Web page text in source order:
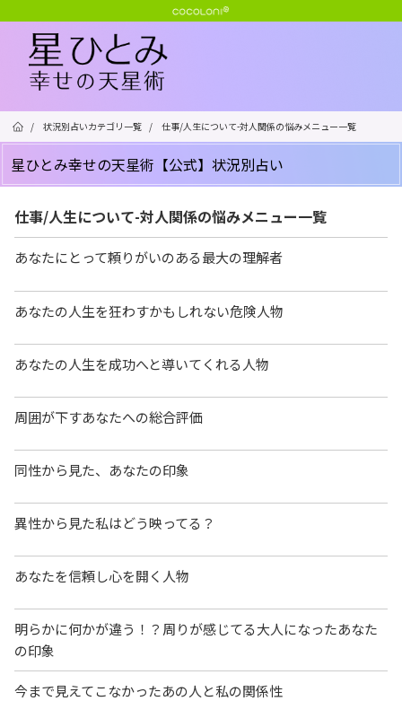
/ 状況別占いカテゴリ一覧 / 仕事/人生について-対人関係の悩みメニュー一覧
星ひとみ幸せの天星術【公式】状況別占い
仕事/人生について-対人関係の悩みメニュー一覧
あなたにとって頼りがいのある最大の理解者
あなたの人生を狂わすかもしれない危険人物
あなたの人生を成功へと導いてくれる人物
周囲が下すあなたへの総合評価
同性から見た、あなたの印象
異性から見た私はどう映ってる？
あなたを信頼し心を開く人物
明らかに何かが違う！？周りが感じてる大人になったあなた
の印象
今まで見えてこなかったあの人と私の関係性